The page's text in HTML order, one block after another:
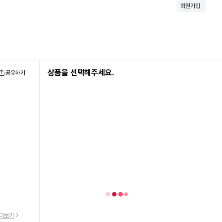
회원가입
공유하기
보기
상품을 선택해주세요.